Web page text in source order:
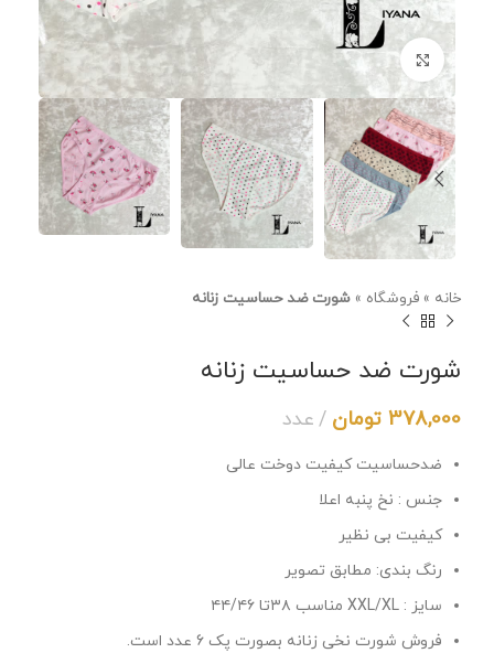
برای بزرگنمایی کلیک کنید
خانه » فروشگاه » شورت ضد حساسیت زنانه
شورت ضد حساسیت زنانه
378,000 تومان عدد
ضدحساسیت کیفیت دوخت عالی
جنس : نخ پنبه اعلا
کیفیت بی نظیر
رنگ بندی: مطابق تصویر
سایز : XXL/XL مناسب ۳۸تا ۴۴/۴۶
فروش شورت نخی زنانه بصورت پک 6 عدد است.